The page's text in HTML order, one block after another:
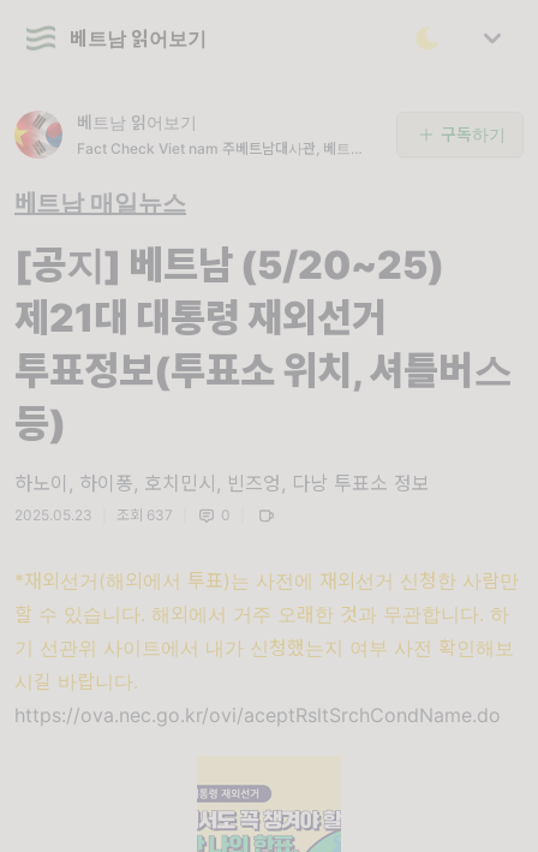
베트남 읽어보기
베트남 읽어보기
Fact Check Viet nam 주베트남대사관, 베트남
구독하기
베트남 매일뉴스
[공지] 베트남 (5/20~25)
제21대 대통령 재외선거
투표정보(투표소 위치, 셔틀버스
등)
하노이, 하이퐁, 호치민시, 빈즈엉, 다낭 투표소 정보
2025.05.23 조회 637 0
*재외선거(해외에서 투표)는 사전에 재외선거 신청한 사람만
할 수 있습니다. 해외에서 거주 오래한 것과 무관합니다. 하
기 선관위 사이트에서 내가 신청했는지 여부 사전 확인해보
시길 바랍니다.
https://ova.nec.go.kr/ovi/aceptRsltSrchCondName.do